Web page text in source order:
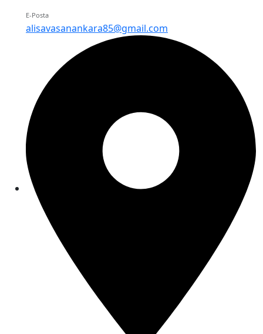
E-Posta
alisavasanankara85@gmail.com